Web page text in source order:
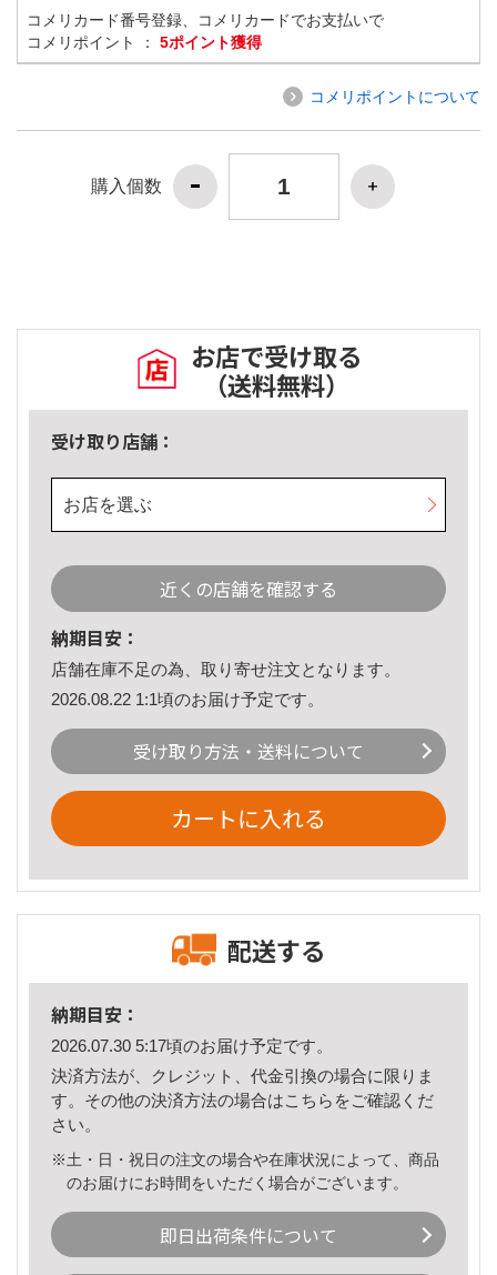
コメリカード番号登録、コメリカードでお支払いで
コメリポイント ： 5ポイント獲得
コメリポイントについて
購入個数
お店で受け取る
（送料無料）
受け取り店舗：
お店を選ぶ
近くの店舗を確認する
納期目安：
店舗在庫不足の為、取り寄せ注文となります。
2026.08.22 1:1頃のお届け予定です。
受け取り方法・送料について
カートに入れる
配送する
納期目安：
2026.07.30 5:17頃のお届け予定です。
決済方法が、クレジット、代金引換の場合に限りま
す。その他の決済方法の場合はこちら をご確認くだ
さい。
※土・日・祝日の注文の場合や在庫状況によって、商品
のお届けにお時間をいただく場合がございます。
即日出荷条件について